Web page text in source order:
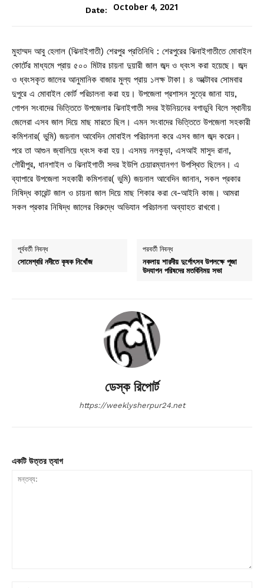
Date:
October 4, 2021
মুহাম্মদ আবু হেলাল (ঝিনাইগাতী) শেরপুর প্রতিনিধি : শেরপুরের ঝিনাইগাতীতে মোবাইল
কোর্টের মাধ্যমে প্রায় ৫০০ মিটার চায়না দুয়ারী জাল জব্দ ও ধ্বংস করা হয়েছে। জব্দ
ও ধ্বংসকৃত জালের আনুমানিক বাজার মুল্য প্রায় ১লক্ষ টাকা। ৪ অক্টোবর সোমবার
দুপুরে এ মোবাইল কোর্ট পরিচালনা করা হয়। উপজেলা প্রশাসন সুত্রে জানা যায়,
গোপন সংবাদের ভিত্তিতে উপজেলার ঝিনাইগাতী সদর ইউনিয়নের বগাডুবি বিলে স্থানীয়
জেলেরা এসব জাল দিয়ে মাছ মারতে ছিল। এমন সংবাদের ভিত্তিতে উপজেলা সহকারী
কমিশনার( ভুমি) জয়নাল আবেদিন মোবাইল পরিচালনা করে এসব জাল জব্দ করেন।
পরে তা আগুন জ্বালিয়ে ধ্বংস করা হয়। এসময় নলকুড়া, এসআই মাসুদ রানা,
গৌরীপুর, ধানশাইল ও ঝিনাইগাতী সদর ইউপি চেয়ারম্যানগণ উপস্থিত ছিলেন। এ
ব্যাপারে উপজেলা সহকারী কমিশনার( ভুমি) জয়নাল আবেদিন জানান, সকল প্রকার
নিষিদ্ধ কারেন্ট জাল ও চায়না জাল দিয়ে মাছ শিকার করা বে-আইনি কাজ। আমরা
সকল প্রকার নিষিদ্ধ জালের বিরুদ্ধে অভিযান পরিচালনা অব্যাহত রাখবো।
পূর্ববর্তী নিবন্ধ
সোমেশ্বরি নদীতে কৃষক নিখোঁজ
পরবর্তী নিবন্ধ
নকলায় শারদীয় দুর্গোৎসব উপলক্ষে পূজা
উদযাপন পরিষদের মতবিনিময় সভা
ডেস্ক রিপোর্ট
https://weeklysherpur24.net
একটি উত্তর ত্যাগ